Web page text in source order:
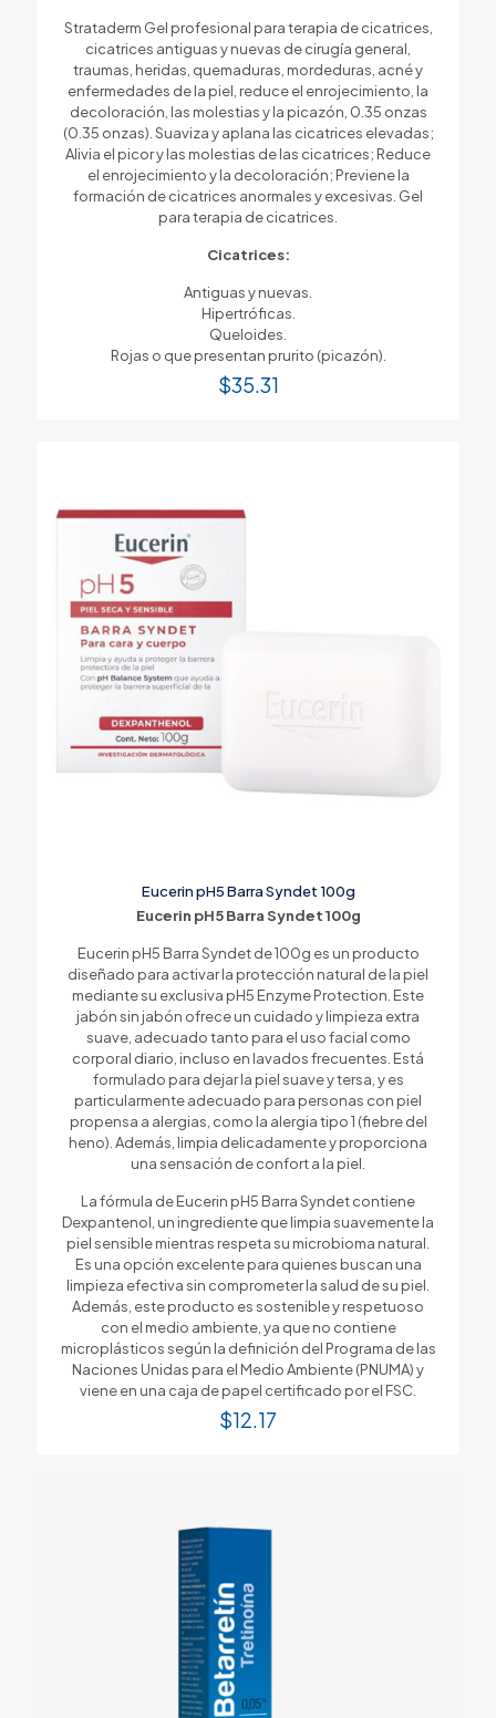
Strataderm Gel profesional para terapia de cicatrices,
cicatrices antiguas y nuevas de cirugía general,
traumas, heridas, quemaduras, mordeduras, acné y
enfermedades de la piel, reduce el enrojecimiento, la
decoloración, las molestias y la picazón, 0.35 onzas
(0.35 onzas). Suaviza y aplana las cicatrices elevadas;
Alivia el picor y las molestias de las cicatrices; Reduce
el enrojecimiento y la decoloración; Previene la
formación de cicatrices anormales y excesivas. Gel
para terapia de cicatrices.
Cicatrices:
Antiguas y nuevas.
Hipertróficas.
Queloides.
Rojas o que presentan prurito (picazón).
$35.31
Eucerin pH5 Barra Syndet 100g
Eucerin pH5 Barra Syndet 100g
Eucerin pH5 Barra Syndet de 100g es un producto
diseñado para activar la protección natural de la piel
mediante su exclusiva pH5 Enzyme Protection. Este
jabón sin jabón ofrece un cuidado y limpieza extra
suave, adecuado tanto para el uso facial como
corporal diario, incluso en lavados frecuentes. Está
formulado para dejar la piel suave y tersa, y es
particularmente adecuado para personas con piel
propensa a alergias, como la alergia tipo 1 (fiebre del
heno). Además, limpia delicadamente y proporciona
una sensación de confort a la piel.
La fórmula de Eucerin pH5 Barra Syndet contiene
Dexpantenol, un ingrediente que limpia suavemente la
piel sensible mientras respeta su microbioma natural.
Es una opción excelente para quienes buscan una
limpieza efectiva sin comprometer la salud de su piel.
Además, este producto es sostenible y respetuoso
con el medio ambiente, ya que no contiene
microplásticos según la definición del Programa de las
Naciones Unidas para el Medio Ambiente (PNUMA) y
viene en una caja de papel certificado por el FSC.
$12.17